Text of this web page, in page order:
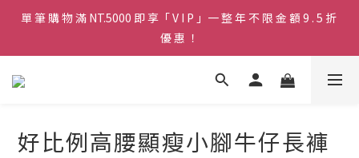
♡ 官 網 訂 單 滿 NT.1500 即 享 免 運 費 🚚💨 ♡
單 筆 購 物 滿 NT.5000 即 享「 V I P 」一 整 年 不 限 金 額 9 . 5 折
優 惠 ！
♡ 官 網 訂 單 滿 NT.1500 即 享 免 運 費 🚚💨 ♡
好比例高腰顯瘦小腳牛仔長褲